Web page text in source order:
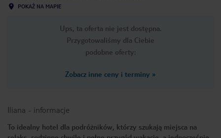
POKAŻ NA MAPIE
Ups, ta oferta nie jest dostępna.
Przygotowaliśmy dla Ciebie
podobne oferty:
Zobacz inne ceny i terminy »
Iliana - informacje
To idealny hotel dla podróżników, którzy szukają miejsca na